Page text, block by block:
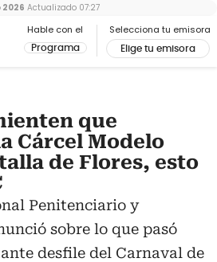
Hable con el
Programa
Selecciona tu emisora
Elige tu emisora
2026 Actualizado 07:27
que
Cárcel Modelo
de Flores, esto
Penitenciario y
sobre lo que pasó
desfile del Carnaval de